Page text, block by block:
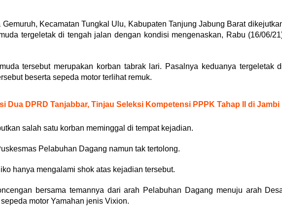
Gemuruh, Kecamatan Tungkal Ulu, Kabupaten Tanjung Jabung Barat
tergeletak di tengah jalan dengan kondisi mengenaskan, Rabu (16/06/
tersebut merupakan korban tabrak lari. Pasalnya keduanya tergeletak
beserta sepeda motor terlihat remuk.
Dua DPRD Tanjabbar, Tinjau Seleksi Kompetensi PPPK Tahap II di Jambi
salah satu korban meminggal di tempat kejadian.
Pelabuhan Dagang namun tak tertolong.
hanya mengalami shok atas kejadian tersebut.
bersama temannya dari arah Pelabuhan Dagang menuju arah
motor Yamahan jenis Vixion.